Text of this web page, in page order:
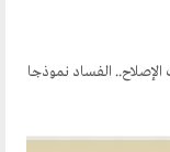
الفساد نموذجا